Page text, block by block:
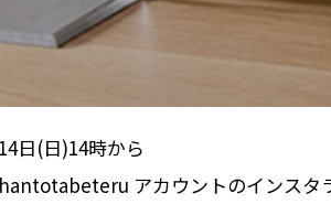
日(日)14時から
アカウントのインスタ